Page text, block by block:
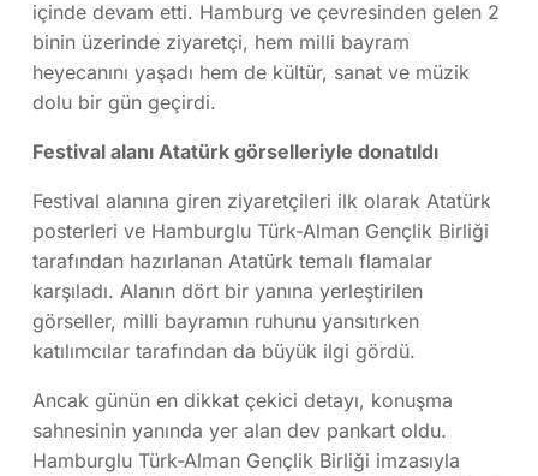
içinde devam etti. Hamburg ve çevresinden gelen 2
binin üzerinde ziyaretçi, hem milli bayram
heyecanını yaşadı hem de kültür, sanat ve müzik
dolu bir gün geçirdi.
Festival alanı Atatürk görselleriyle donatıldı
Festival alanına giren ziyaretçileri ilk olarak Atatürk
posterleri ve Hamburglu Türk-Alman Gençlik Birliği
tarafından hazırlanan Atatürk temalı flamalar
karşıladı. Alanın dört bir yanına yerleştirilen
görseller, milli bayramın ruhunu yansıtırken
katılımcılar tarafından da büyük ilgi gördü.
Ancak günün en dikkat çekici detayı, konuşma
sahnesinin yanında yer alan dev pankart oldu.
Hamburglu Türk-Alman Gençlik Birliği imzasıyla